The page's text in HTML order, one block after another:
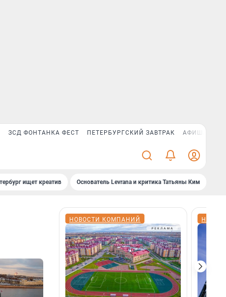
ЗСД ФОНТАНКА ФЕСТ ПЕТЕРБУРГСКИЙ ЗАВТРАК АФИША PLUS
ищет креатив Основатель Levrana и критика Татьяны Ким
НОВОСТИ КОМПАНИЙ